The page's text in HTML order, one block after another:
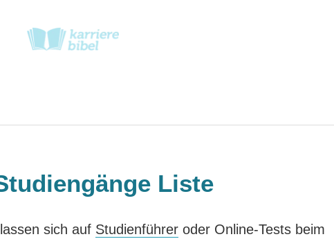
Liste
sich auf Studienführeroder Online-Tests beim